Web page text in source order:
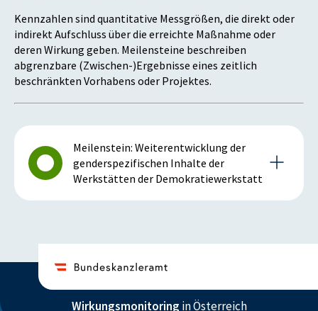
Kennzahlen sind quantitative Messgrößen, die direkt oder
indirekt Aufschluss über die erreichte Maßnahme oder
deren Wirkung geben. Meilensteine beschreiben
abgrenzbare (Zwischen-)Ergebnisse eines zeitlich
beschränkten Vorhabens oder Projektes.
Meilenstein: Weiterentwicklung der
genderspezifischen Inhalte der
Werkstätten der Demokratiewerkstatt
2015
Wirkungsmonitoring in Österreich